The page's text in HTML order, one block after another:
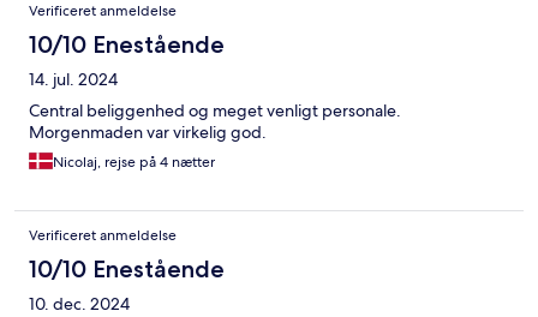
Verificeret anmeldelse
10/10 Enestående
14. jul. 2024
Central beliggenhed og meget venligt personale.
Morgenmaden var virkelig god.
Nicolaj, rejse på 4 nætter
Verificeret anmeldelse
10/10 Enestående
10. dec. 2024